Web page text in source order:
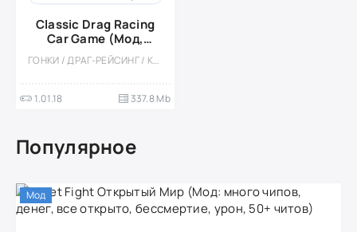
Classic Drag Racing
Car Game (Мод,
Много денег)
ГОНКИ / ДРАГ-РЕЙСИНГ / КАЗУАЛЬНЫЕ / ОДНОПОЛЬЗОВАТЕЛЬСКИЕ / СТИЛИЗАЦИЯ / ОФЛАЙН / МОД / ВСТРОЕННЫЙ КЕШ / СИМУЛЯТОРЫ / 3D
1.01.18 337.8 Mb
Популярное
Мод